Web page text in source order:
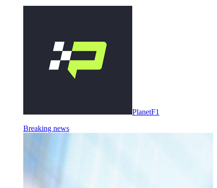
PlanetF1
Breaking news